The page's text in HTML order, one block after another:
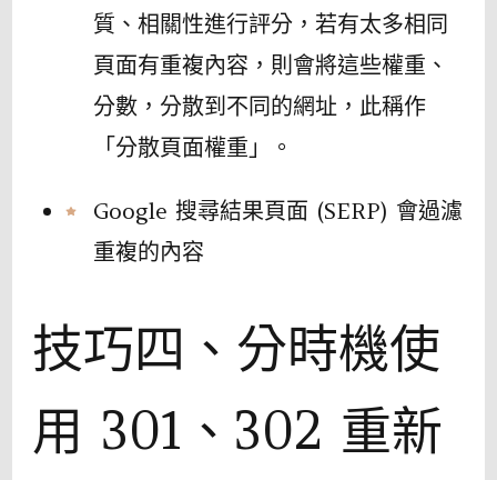
質、相關性進行評分，若有太多相同
頁面有重複內容，則會將這些權重、
分數，分散到不同的網址，此稱作
「分散頁面權重」。
Google 搜尋結果頁面 (SERP) 會過濾
重複的內容
技巧四、分時機使
用 301、302 重新